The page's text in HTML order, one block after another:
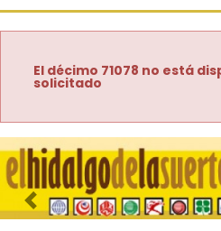
El décimo 71078 no está
solicitado
Imagen anterior